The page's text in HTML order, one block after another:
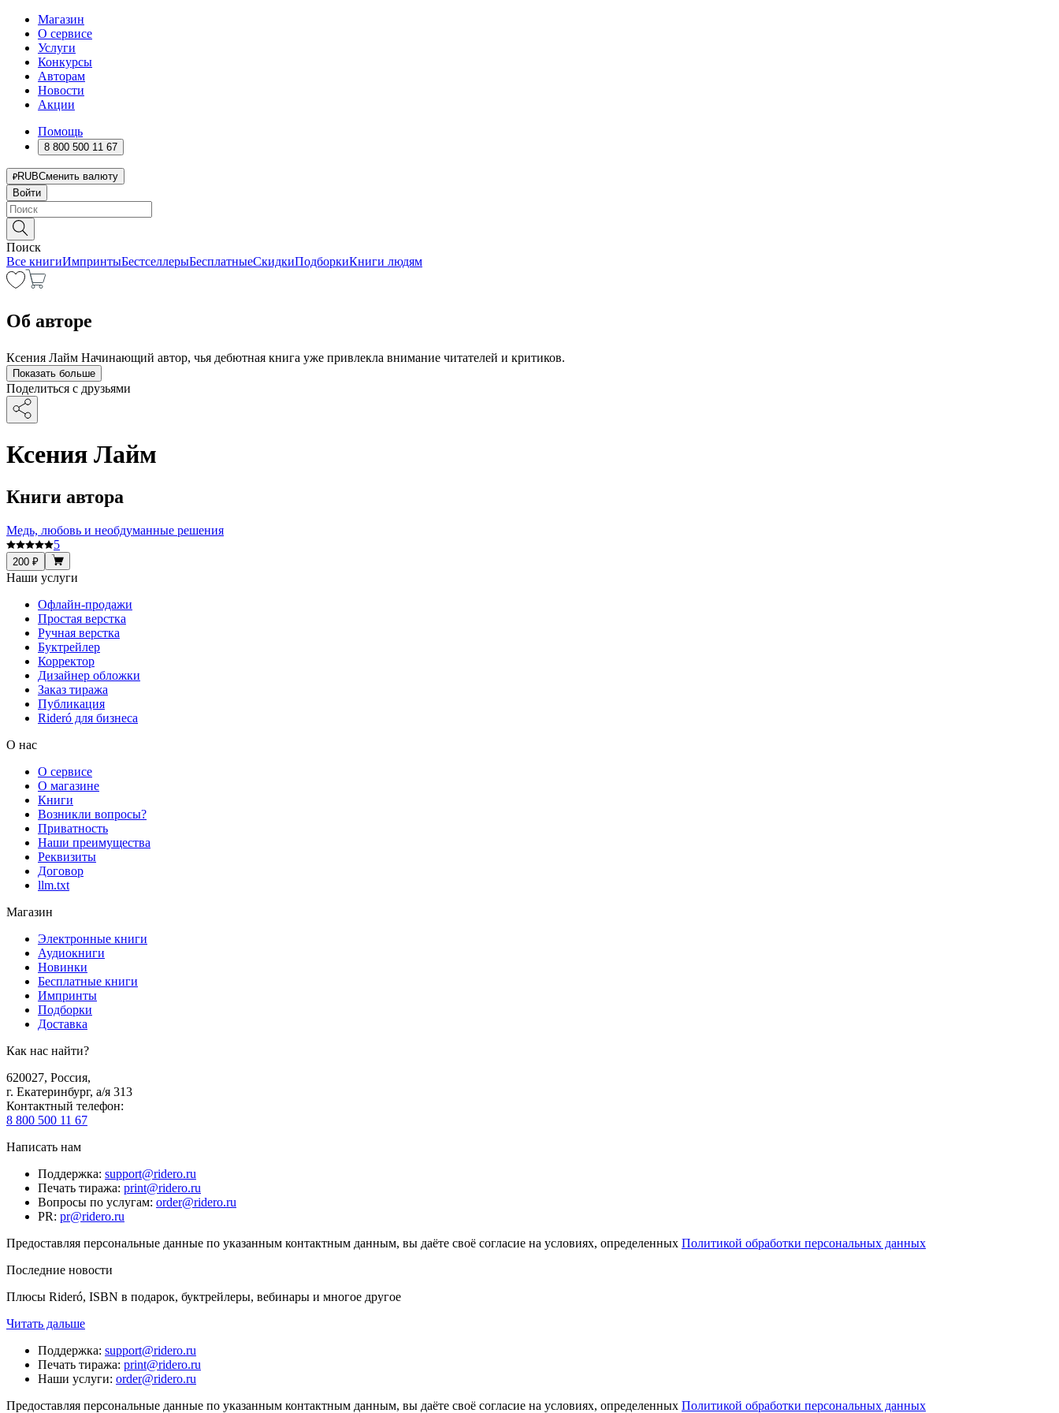
Магазин
О сервисе
Услуги
Конкурсы
Авторам
Новости
Акции
Помощь
8 800 500 11 67
RUBСменить валюту
Войти
Поиск
Все книгиИмпринтыБестселлерыБесплатныеСкидкиПодборкиКниги людям
Об авторе
Ксения Лайм Начинающий автор, чья дебютная книга уже привлекла внимание читателей и критиков.
Показать больше
Поделиться с друзьями
Ксения Лайм
Книги автора
Медь, любовь и необдуманные решения
5
200 ₽
Наши услуги
Офлайн-продажи
Простая верстка
Ручная верстка
Буктрейлер
Корректор
Дизайнер обложки
Заказ тиража
Публикация
Rideró для бизнеса
О нас
О сервисе
О магазине
Книги
Возникли вопросы?
Приватность
Наши преимущества
Реквизиты
Договор
llm.txt
Магазин
Электронные книги
Аудиокниги
Новинки
Бесплатные книги
Импринты
Подборки
Доставка
Как нас найти?
620027, Россия,
г. Екатеринбург, а/я 313
Контактный телефон:
8 800 500 11 67
Написать нам
Поддержка: support@ridero.ru
Печать тиража: print@ridero.ru
Вопросы по услугам: order@ridero.ru
PR: pr@ridero.ru
Предоставляя персональные данные по указанным контактным данным, вы даёте своё согласие на условиях, определенных Политикой обработки персональных данных
Последние новости
Плюсы Rideró, ISBN в подарок, буктрейлеры, вебинары и многое другое
Читать дальше
Поддержка: support@ridero.ru
Печать тиража: print@ridero.ru
Наши услуги: order@ridero.ru
Предоставляя персональные данные по указанным контактным данным, вы даёте своё согласие на условиях, определенных Политикой обработки персональных данных